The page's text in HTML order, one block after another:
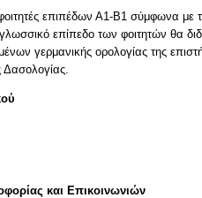
επιπέδων Α1-Β1 σύμφωνα
επίπεδο των φοιτητών θα
γερμανικής ορολογίας της
Δασολογίας.
και Επικοινωνιών